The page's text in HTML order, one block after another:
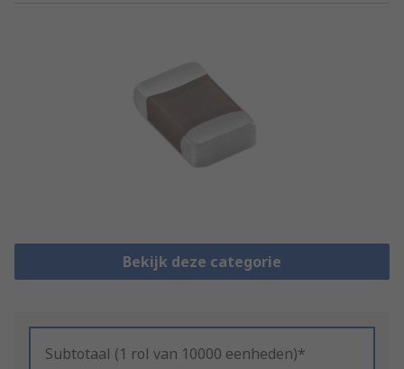
Bekijk deze categorie
Subtotaal (1 rol van 10000 eenheden)*